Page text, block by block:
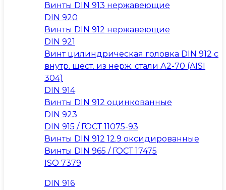
Винты DIN 913 нержавеющие
DIN 920
Винты DIN 912 нержавеющие
DIN 921
Винт цилиндрическая головка DIN 912 с
внутр. шест. из нерж. стали А2-70 (AISI
304)
DIN 914
Винты DIN 912 оцинкованные
DIN 923
DIN 915 / ГОСТ 11075-93
Винты DIN 912 12.9 оксидированные
Винты DIN 965 / ГОСТ 17475
ISO 7379
DIN 916